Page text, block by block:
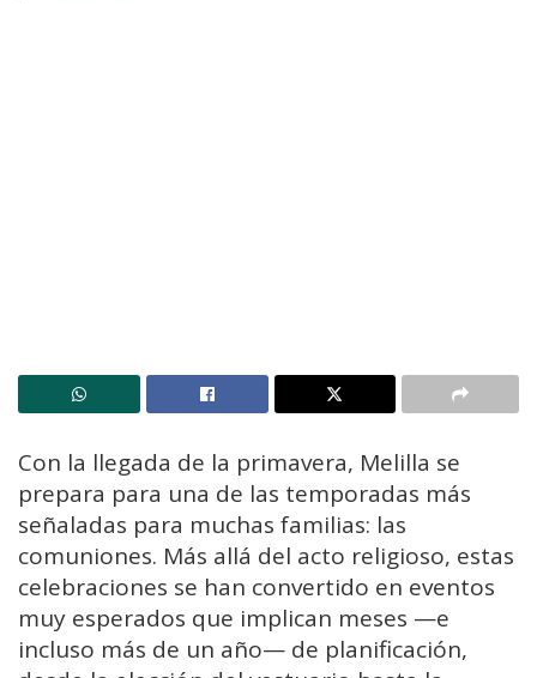
Con la llegada de la primavera, Melilla se
prepara para una de las temporadas más
señaladas para muchas familias: las
comuniones. Más allá del acto religioso, estas
celebraciones se han convertido en eventos
muy esperados que implican meses —e
incluso más de un año— de planificación,